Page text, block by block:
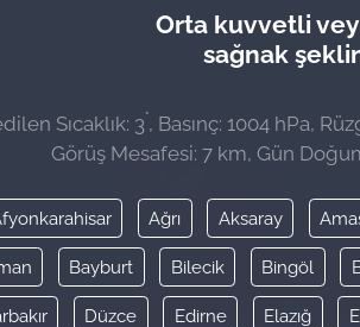
Orta kuvvetli
sağnak
Sıcaklık: 3°, Basınç: 1004 hPa,
Görüş Mesafesi: 7 km, Gün
Ağrı Aksaray
Bayburt Bilecik Bingöl
Düzce Edirne Elazığ